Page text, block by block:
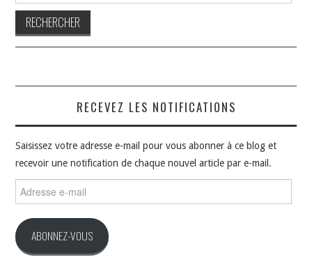
RECEVEZ LES NOTIFICATIONS
Saisissez votre adresse e-mail pour vous abonner à ce blog et
recevoir une notification de chaque nouvel article par e-mail.
e-
ABONNEZ-VOUS